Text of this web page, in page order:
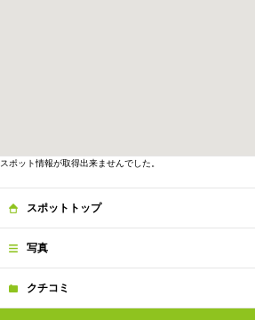
スポット情報が取得出来ませんでした。
スポット トップ
写真
クチコミ